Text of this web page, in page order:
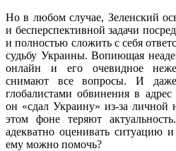
Но в любом случае, Зеленский
и бесперспективной задачи
и полностью сложить с себя
судьбу Украины. Вопиющая
онлайн и его очевидное
снимают все вопросы. И даже
глобалистами обвинения в
он «сдал Украину» из-за личной
этом фоне теряют
адекватно оценивать ситуацию
ему можно помочь?